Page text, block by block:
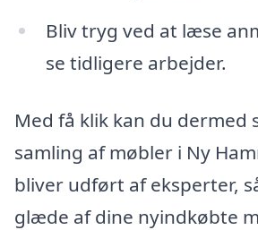
Bliv tryg ved at læse
se tidligere arbejder.
Med få klik kan du dermed
samling af møbler i Ny
bliver udført af eksperter,
glæde af dine nyindkøbte